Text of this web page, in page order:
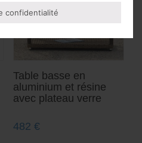
Table basse en
aluminium et résine
avec plateau verre
482 €
confidentialité